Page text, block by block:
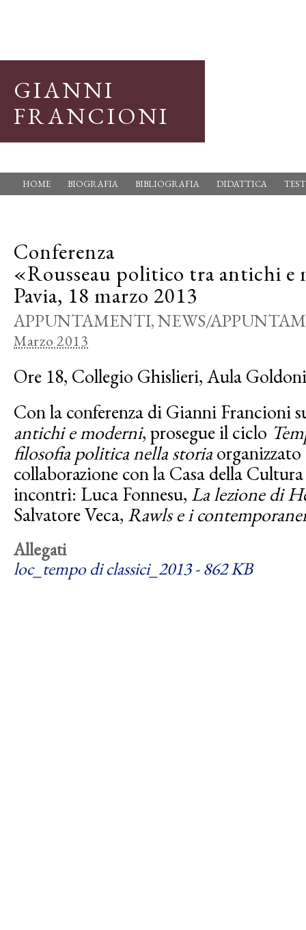
GIANNI
FRANCIONI
HOME BIOGRAFIA BIBLIOGRAFIA DIDATTICA
Conferenza
«Rousseau politico tra antichi e
Pavia, 18 marzo 2013
APPUNTAMENTI,NEWS/
Marzo 2013
Ore 18, Collegio Ghislieri, Aula
Con la conferenza di Gianni Francioni
antichi e moderni, prosegue il ciclo
filosofia politica nella storia
collaborazione con la Casa della
incontri: Luca Fonnesu, La lezione di
Salvatore Veca, Rawls e i contemporanei
Allegati
loc_tempo di classici_2013 - 862 KB